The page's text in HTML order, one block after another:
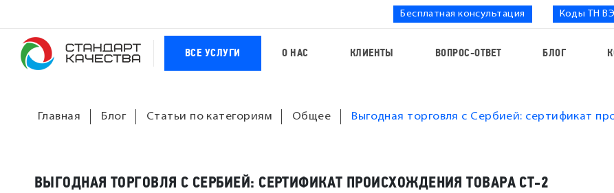
Бесплатная консультация Коды ТН
ВСЕ УСЛУГИ О НАС КЛИЕНТЫ ВОПРОС-ОТВЕТ БЛОГ
Главная Блог Статьи по категориям Общее Выгодная торговля с Сербией: сертификат
ВЫГОДНАЯ ТОРГОВЛЯ С СЕРБИЕЙ: СЕРТИФИКАТ ПРОИСХОЖДЕНИЯ ТОВАРА СТ-2